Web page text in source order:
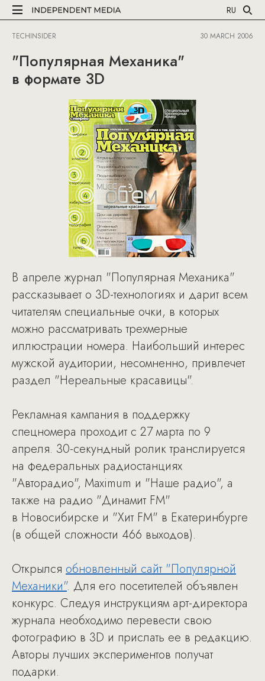
RU
TECHINSIDER 30 MARCH 2006
"Популярная Механика"
в формате 3D
В апреле журнал "Популярная Механика"
рассказывает о 3D-технологиях и дарит всем
читателям специальные очки, в которых
можно рассматривать трехмерные
иллюстрации номера. Наибольший интерес
мужской аудитории, несомненно, привлечет
раздел "Нереальные красавицы".
Рекламная кампания в поддержку
спецномера проходит с 27 марта по 9
апреля. 30-секундный ролик транслируется
на федеральных радиостанциях
"Авторадио", Maximum и "Наше радио", а
также на радио "Динамит FM"
в Новосибирске и "Хит FM" в Екатеринбурге
(в общей сложности 466 выходов).
Открылся обновленный сайт "Популярной
Механики". Для его посетителей объявлен
конкурс. Cледуя инструкциям арт-директора
журнала необходимо перевести свою
фотографию в 3D и прислать ее в редакцию.
Авторы лучших экспериментов получат
подарки.